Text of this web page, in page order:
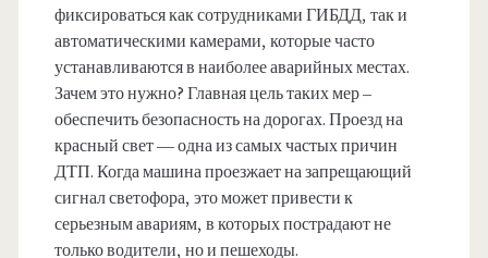
фиксироваться как сотрудниками ГИБДД, так и
автоматическими камерами, которые часто
устанавливаются в наиболее аварийных местах.
Зачем это нужно? Главная цель таких мер –
обеспечить безопасность на дорогах. Проезд на
красный свет — одна из самых частых причин
ДТП. Когда машина проезжает на запрещающий
сигнал светофора, это может привести к
серьезным авариям, в которых пострадают не
только водители, но и пешеходы.